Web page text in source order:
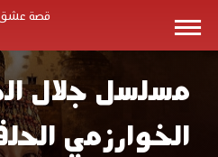
مسلسل جلال